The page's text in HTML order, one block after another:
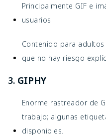
Principalmente GIF e
usuarios.
Contenido para
que no hay riesgo
3. GIPHY
Enorme rastreador de
trabajo; algunas
disponibles.